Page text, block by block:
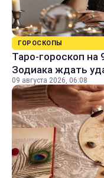
ГОРОСКОПЫ
Таро-гороскоп на
Зодиака ждать
09 августа 2026, 06:08